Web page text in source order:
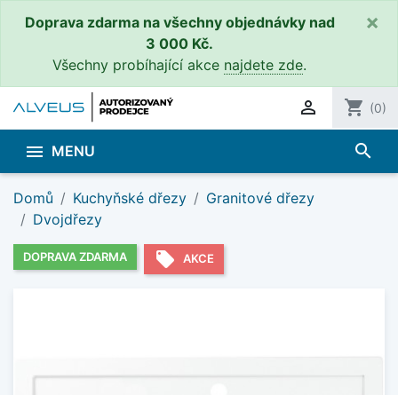
Doprava zdarma na všechny objednávky nad
3 000 Kč.
Všechny probíhající akce najdete zde.
×
 shopping_cart (0)
 MENU search
Domů Kuchyňské dřezy
Granitové dřezy
Dvojdřezy
DOPRAVA ZDARMA local_offer AKCE